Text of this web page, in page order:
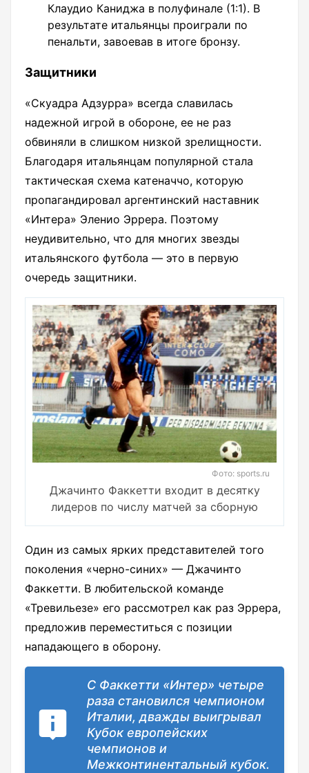
Клаудио Каниджа в полуфинале (1:1). В
результате итальянцы проиграли по
пенальти, завоевав в итоге бронзу.
Защитники
«Скуадра Адзурра» всегда славилась
надежной игрой в обороне, ее не раз
обвиняли в слишком низкой зрелищности.
Благодаря итальянцам популярной стала
тактическая схема катеначчо, которую
пропагандировал аргентинский наставник
«Интера» Эленио Эррера. Поэтому
неудивительно, что для многих звезды
итальянского футбола — это в первую
очередь защитники.
Фото: sports.ru
Джачинто Факкетти входит в десятку
лидеров по числу матчей за сборную
Один из самых ярких представителей того
поколения «черно-синих» — Джачинто
Факкетти. В любительской команде
«Тревильезе» его рассмотрел как раз Эррера,
предложив переместиться с позиции
нападающего в оборону.
С Факкетти «Интер» четыре
раза становился чемпионом
Италии, дважды выигрывал
Кубок европейских
чемпионов и
Межконтинентальный кубок.